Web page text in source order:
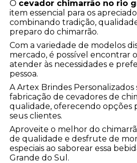
O cevador chimarrão no rio
item essencial para os
combinando tradição,
preparo do chimarrão.
Com a variedade de modelos
mercado, é possível encontrar
atender às necessidades e
pessoa.
A Artex Brindes Personalizados
fabricação de cevadores de
qualidade, oferecendo opções
seus clientes.
Aproveite o melhor do
de qualidade e desfrute de
especiais ao saborear essa
Grande do Sul.